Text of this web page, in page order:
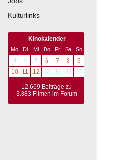
Kulturlinks
Kinokalender
Mo Di Mi Do Fr Sa
So
3
4 5 6 7 8
9
10
11 12 13 14 15 16
12.669 Beiträge zu
3.883 Filmen im Forum